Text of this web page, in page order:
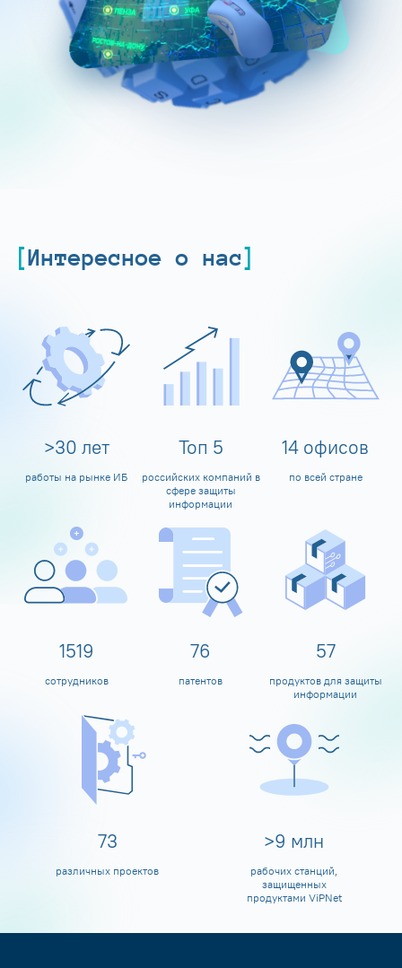
Интересное о нас
>30 лет
работы на рынке ИБ
Топ 5
российских компаний в
сфере защиты
информации
14 офисов
по всей стране
1600
сотрудников
80
патентов
60
продуктов для защиты
информации
80
различных проектов
>10 млн
рабочих станций,
защищенных
продуктами ViPNet